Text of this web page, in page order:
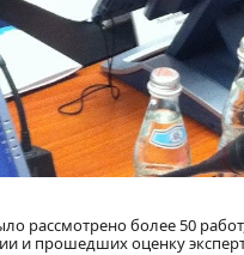
рассмотрено более 50
и прошедших оценку